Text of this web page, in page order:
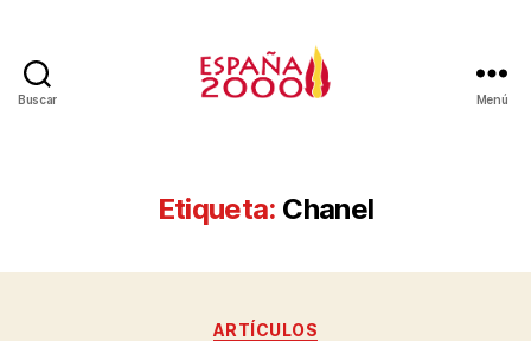
Buscar Menú
Etiqueta: Chanel
ARTÍCULOS